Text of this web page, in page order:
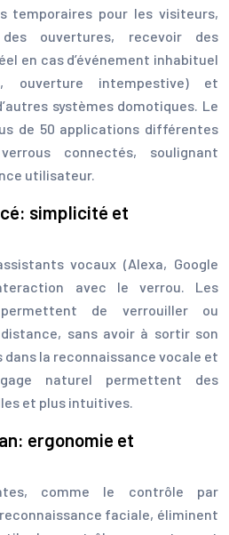
temporaires pour les visiteurs,
ouvertures, recevoir des
en cas d’événement inhabituel
ouverture intempestive) et
systèmes domotiques. Le
de 50 applications différentes
connectés, soulignant
utilisateur.
simplicité et
vocaux (Alexa, Google
avec le verrou. Les
de verrouiller ou
sans avoir à sortir son
la reconnaissance vocale et
naturel permettent des
et plus intuitives.
ergonomie et
comme le contrôle par
faciale, éliminent